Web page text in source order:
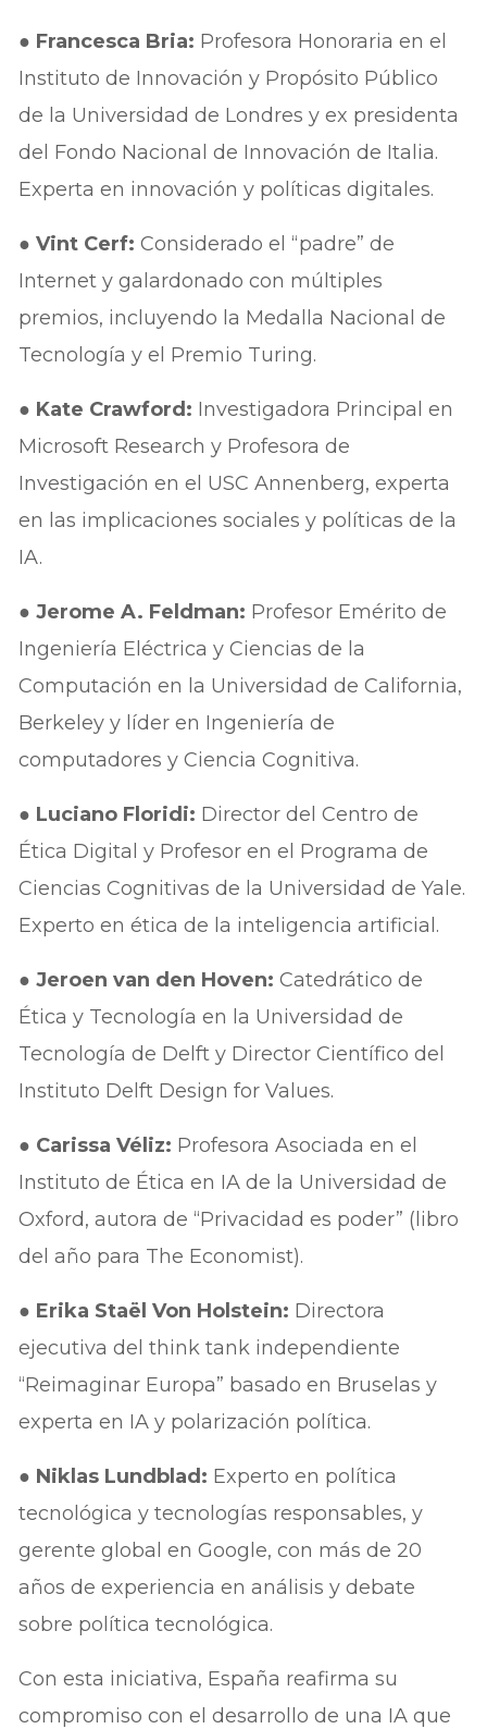
● Francesca Bria: Profesora Honoraria en el
Instituto de Innovación y Propósito Público
de la Universidad de Londres y ex presidenta
del Fondo Nacional de Innovación de Italia.
Experta en innovación y políticas digitales.
●Vint Cerf: Considerado el “padre” de
Internet y galardonado con múltiples
premios, incluyendo la Medalla Nacional de
Tecnología y el Premio Turing.
● Kate Crawford: Investigadora Principal en
Microsoft Research y Profesora de
Investigación en el USC Annenberg, experta
en las implicaciones sociales y políticas de la
IA.
●Jerome A. Feldman: Profesor Emérito de
Ingeniería Eléctrica y Ciencias de la
Computación en la Universidad de California,
Berkeley y líder en Ingeniería de
computadores y Ciencia Cognitiva.
● Luciano Floridi: Director del Centro de
Ética Digital y Profesor en el Programa de
Ciencias Cognitivas de la Universidad de Yale.
Experto en ética de la inteligencia artificial.
●Jeroen van den Hoven:Catedrático de
Ética y Tecnología en la Universidad de
Tecnología de Delft y Director Científico del
Instituto Delft Design for Values.
● Carissa Véliz: Profesora Asociada en el
Instituto de Ética en IA de la Universidad de
Oxford, autora de “Privacidad es poder” (libro
del año para The Economist).
● Erika Staël Von Holstein: Directora
ejecutiva del think tank independiente
“Reimaginar Europa” basado en Bruselas y
experta en IA y polarización política.
● Niklas Lundblad: Experto en política
tecnológica y tecnologías responsables, y
gerente global en Google, con más de 20
años de experiencia en análisis y debate
sobre política tecnológica.
Con esta iniciativa, España reafirma su
compromiso con el desarrollo de una IA que